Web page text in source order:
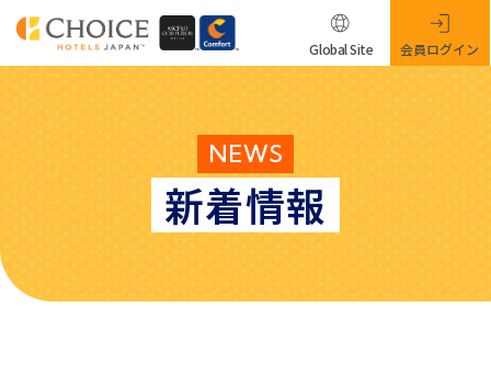
NEWS
新着情報
Global Site 会員ログイン